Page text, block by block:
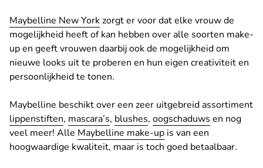
Maybelline New Yorkzorgt er voor dat elke vrouw de
mogelijkheid heeft of kan hebben over alle soorten make-
up en geeft vrouwen daarbij ook de mogelijkheid om
nieuwe looks uit te proberen en hun eigen creativiteit en
persoonlijkheid te tonen.
Maybelline beschikt over een zeer uitgebreid assortiment
lippenstiften, mascara’s, blushes, oogschaduws en nog
veel meer! Alle Maybelline make-up is van een
hoogwaardige kwaliteit, maar is toch goed betaalbaar.